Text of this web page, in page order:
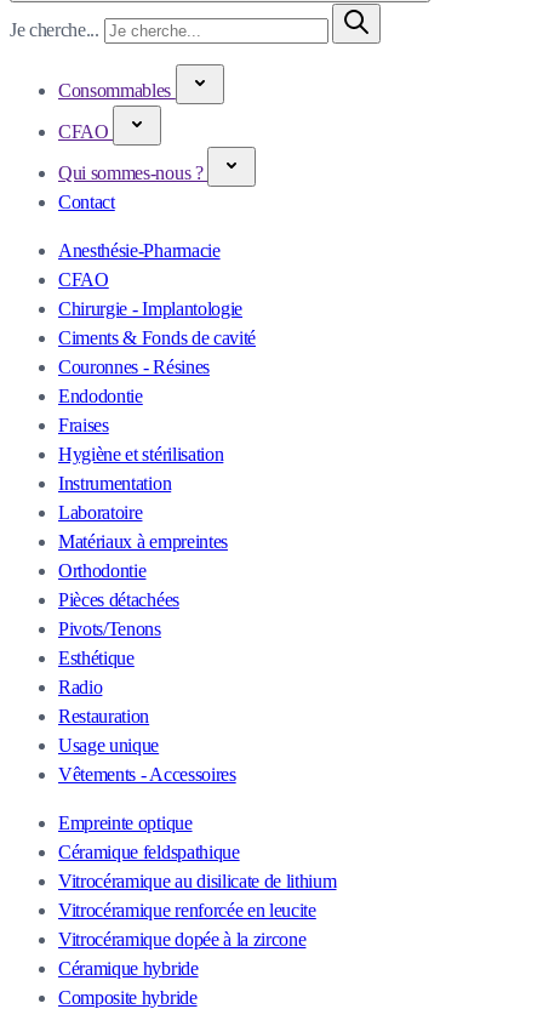
Je cherche...
Consommables
CFAO
Qui sommes-nous ?
Contact
Anesthésie-Pharmacie
CFAO
Chirurgie - Implantologie
Ciments & Fonds de cavité
Couronnes - Résines
Endodontie
Fraises
Hygiène et stérilisation
Instrumentation
Laboratoire
Matériaux à empreintes
Orthodontie
Pièces détachées
Pivots/Tenons
Esthétique
Radio
Restauration
Usage unique
Vêtements - Accessoires
Empreinte optique
Céramique feldspathique
Vitrocéramique au disilicate de lithium
Vitrocéramique renforcée en leucite
Vitrocéramique dopée à la zircone
Céramique hybride
Composite hybride